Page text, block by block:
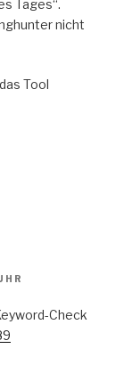
Tages“.
nicht
Tool
Check